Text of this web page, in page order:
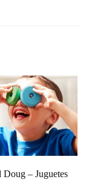
Doug – Juguetes